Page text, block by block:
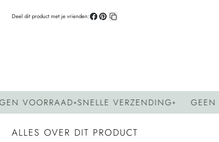
Deel dit product met je vrienden:
VOORRAAD◦SNELLE VERZENDING◦ GEEN
ALLES OVER DIT PRODUCT